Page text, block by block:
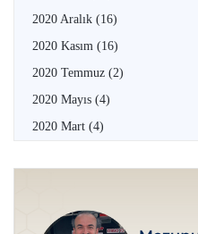
2020 Aralık (16)
2020 Kasım (16)
2020 Temmuz (2)
2020 Mayıs (4)
2020 Mart (4)